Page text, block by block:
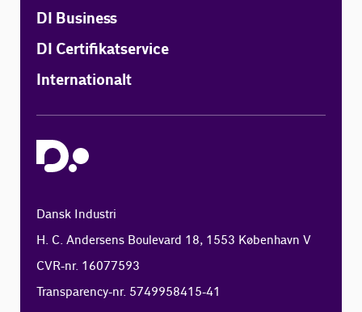
DI Business
DI Certifikatservice
Internationalt
Dansk Industri
H. C. Andersens Boulevard 18, 1553 København V
CVR-nr. 16077593
Transparency-nr. 5749958415-41